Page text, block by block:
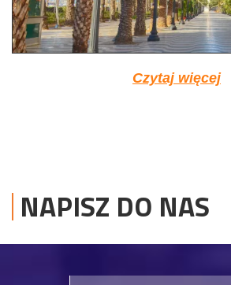
Czytaj więcej
NAPISZ DO NAS